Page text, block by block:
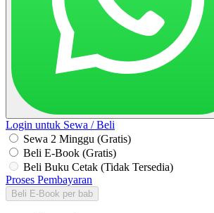
Login untuk Sewa / Beli
Sewa 2 Minggu (Gratis)
Beli E-Book (Gratis)
Beli Buku Cetak (Tidak Tersedia)
Proses Pembayaran
Beli E-Book per bab